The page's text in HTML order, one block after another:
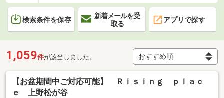
検索条件を保存
新着メールを受
取る
アプリで探す
1,059件が該当しました。
【お盆期間中ご対応可能】 Ｒｉｓｉｎｇ ｐｌａｃ
ｅ 上野松が谷